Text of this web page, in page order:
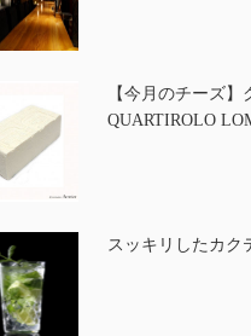
【今月のチーズ
QUARTIROLO
スッキリしたカク